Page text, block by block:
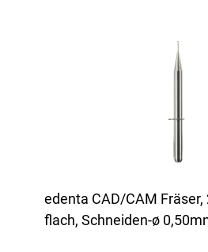
edenta CAD/CAM Fräser,
flach, Schneiden-ø